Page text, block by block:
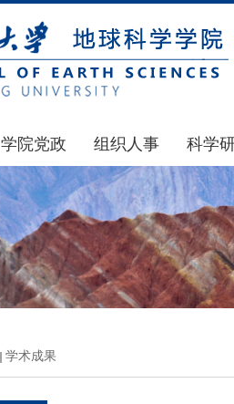
学院党政
通知公告
学院发文
党委会议纪要
党政联席会议纪要
人力资源会议纪要
办事指南
组织人事
通知公告
博士后管理
人才招聘
年度考核
下载专区
科学
国家
科研
通知
科研
地科
学术成果